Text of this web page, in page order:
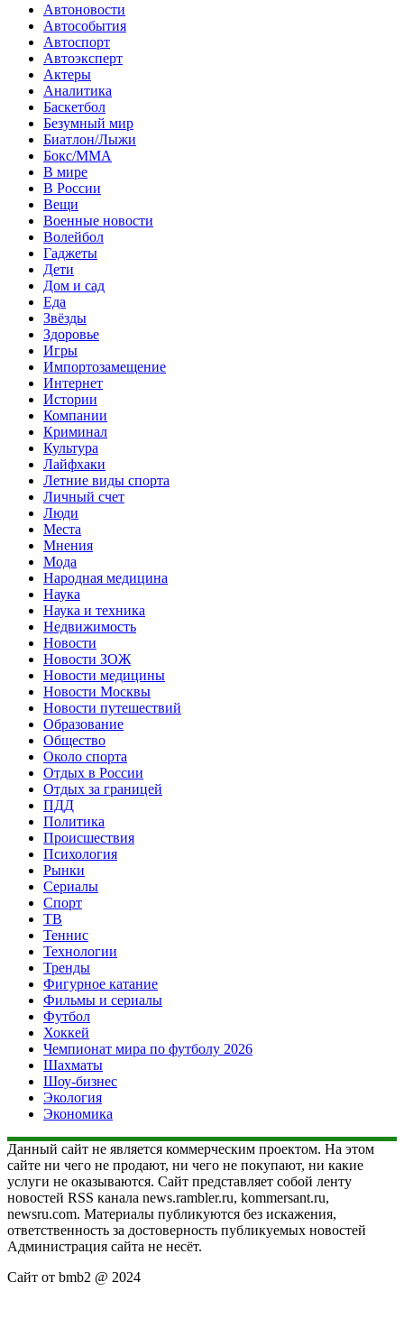
Автоновости
Автособытия
Автоспорт
Автоэксперт
Актеры
Аналитика
Баскетбол
Безумный мир
Биатлон/Лыжи
Бокс/MMA
В мире
В России
Вещи
Военные новости
Волейбол
Гаджеты
Дети
Дом и сад
Еда
Звёзды
Здоровье
Игры
Импортозамещение
Интернет
Истории
Компании
Криминал
Культура
Лайфхаки
Летние виды спорта
Личный счет
Люди
Места
Мнения
Мода
Народная медицина
Наука
Наука и техника
Недвижимость
Новости
Новости ЗОЖ
Новости медицины
Новости Москвы
Новости путешествий
Образование
Общество
Около спорта
Отдых в России
Отдых за границей
ПДД
Политика
Происшествия
Психология
Рынки
Сериалы
Спорт
ТВ
Теннис
Технологии
Тренды
Фигурное катание
Фильмы и сериалы
Футбол
Хоккей
Чемпионат мира по футболу 2026
Шахматы
Шоу-бизнес
Экология
Экономика
Данный сайт не является коммерческим проектом. На этом
сайте ни чего не продают, ни чего не покупают, ни какие
услуги не оказываются. Сайт представляет собой ленту
новостей RSS канала news.rambler.ru, kommersant.ru,
newsru.com. Материалы публикуются без искажения,
ответственность за достоверность публикуемых новостей
Администрация сайта не несёт.
Сайт от bmb2 @ 2024